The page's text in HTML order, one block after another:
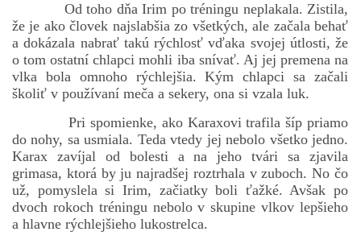
Od toho dňa Irim po tréningu neplakala. Zistila,
že je ako človek najslabšia zo všetkých, ale začala behať
a dokázala nabrať takú rýchlosť vďaka svojej útlosti, že
o tom ostatní chlapci mohli iba snívať. Aj jej premena na
vlka bola omnoho rýchlejšia. Kým chlapci sa začali
školiť v používaní meča a sekery, ona si vzala luk.
Pri spomienke, ako Karaxovi trafila šíp priamo
do nohy, sa usmiala. Teda vtedy jej nebolo všetko jedno.
Karax zavíjal od bolesti a na jeho tvári sa zjavila
grimasa, ktorá by ju najradšej roztrhala v zuboch. No čo
už, pomyslela si Irim, začiatky boli ťažké. Avšak po
dvoch rokoch tréningu nebolo v skupine vlkov lepšieho
a hlavne rýchlejšieho lukostrelca.